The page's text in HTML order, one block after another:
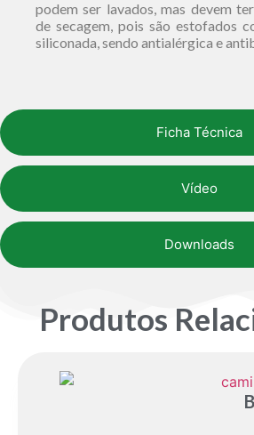
Ficha Técnica
Vídeo
Downloads
podem ser lavados, mas devem
de secagem, pois são estofados
siliconada, sendo antialérgica e
Produtos